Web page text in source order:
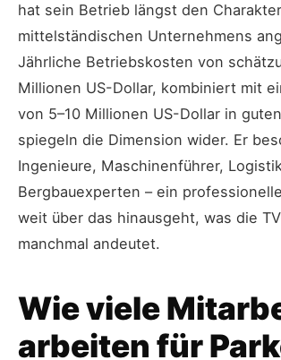
hat sein Betrieb längst den
mittelständischen Unternehmens
Jährliche Betriebskosten von
Millionen US-Dollar, kombiniert mit
von 5–10 Millionen US-Dollar in
spiegeln die Dimension wider. Er
Ingenieure, Maschinenführer,
Bergbauexperten – ein
weit über das hinausgeht, was die
manchmal andeutet.
Wie viele
arbeiten für